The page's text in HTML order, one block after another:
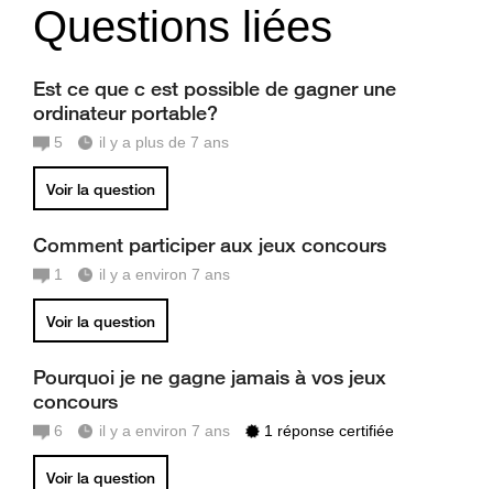
Questions liées
Est ce que c est possible de gagner une
ordinateur portable?
5 il y a plus de 7 ans
Voir la question
Comment participer aux jeux concours
1 il y a environ 7 ans
Voir la question
Pourquoi je ne gagne jamais à vos jeux
concours
6 il y a environ 7 ans 1 réponse certifiée
Voir la question